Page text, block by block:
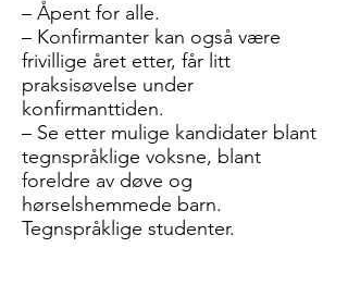
– Åpent for alle.
– Konfirmanter kan også være
frivillige året etter, får litt
praksisøvelse under
konfirmanttiden.
– Se etter mulige kandidater blant
tegnspråklige voksne, blant
foreldre av døve og
hørselshemmede barn.
Tegnspråklige studenter.